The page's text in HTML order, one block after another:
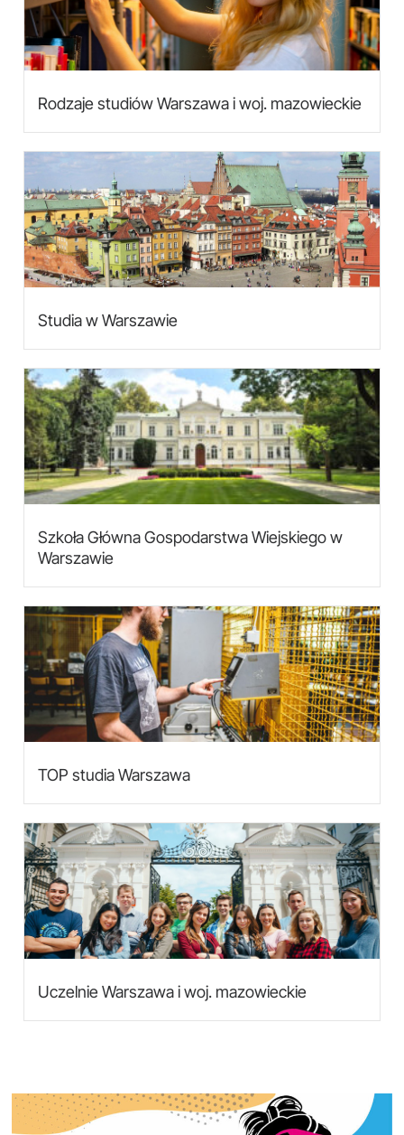
Rodzaje studiów Warszawa i woj. mazowieckie
Studia w Warszawie
Szkoła Główna Gospodarstwa Wiejskiego w
Warszawie
TOP studia Warszawa
Uczelnie Warszawa i woj. mazowieckie